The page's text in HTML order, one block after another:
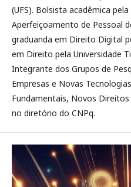
(UFS). Bolsista acadêmica
Aperfeiçoamento de Pessoal
graduanda em Direito Digital
em Direito pela Universidade
Integrante dos Grupos de
Empresas e Novas
Fundamentais, Novos
no diretório do CNPq.